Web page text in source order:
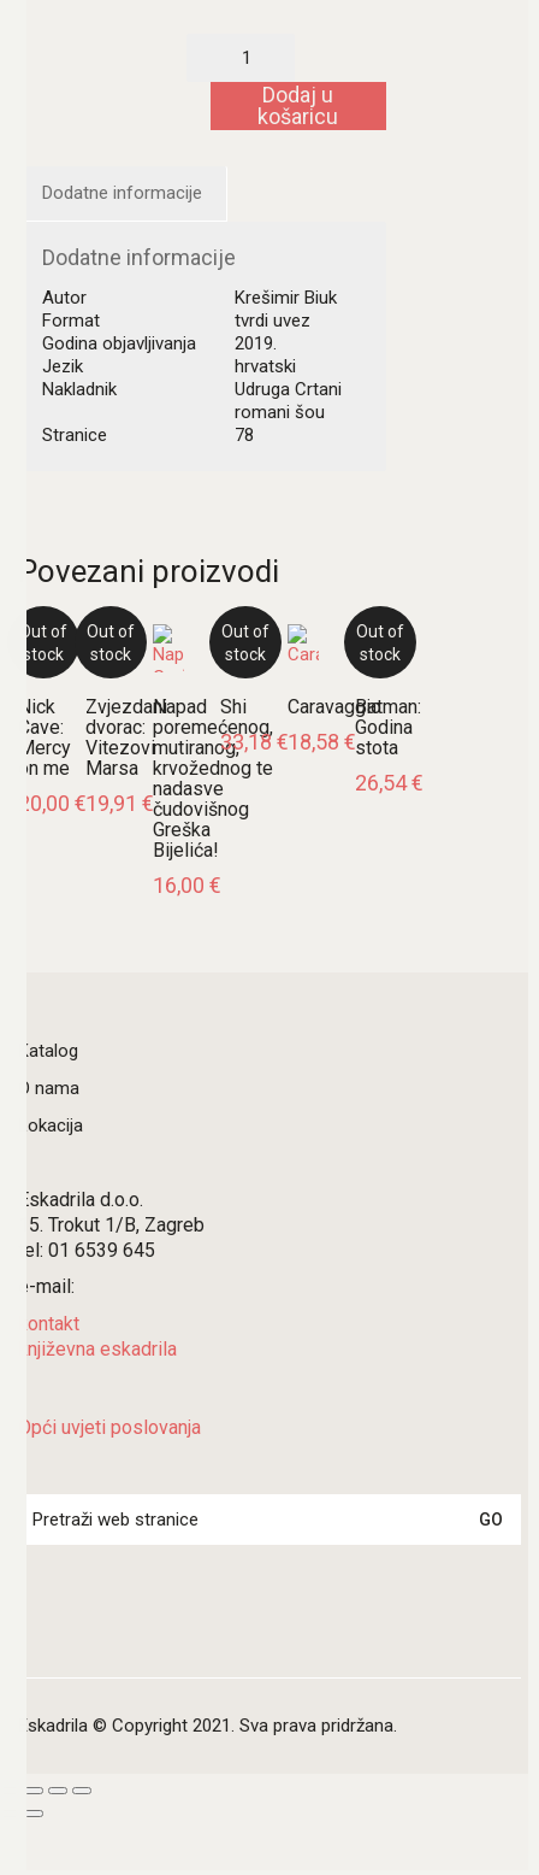
rasvjeta
Dodaj u
košaricu
Dodatne informacije
Dodatne informacije
Autor
Krešimir Biuk
Format
tvrdi uvez
Godina objavljivanja
2019.
Jezik
hrvatski
Nakladnik
Udruga Crtani
romani šou
Stranice
78
Povezani proizvodi
Out of
stock
Nick
Cave:
Mercy
on me
20,00 €
Out of
stock
Zvjezdani
dvorac:
Vitezovi
Marsa
19,91 €
Napad
poremećenog,
mutiranog,
krvožednog te
nadasve
čudovišnog
Greška
Bijelića!
16,00 €
Out of
stock
Shi
33,18€
Caravaggio
18,58 €
Out of
stock
Batman:
Godina
stota
26,54€
Katalog
O nama
Lokacija
Eskadrila d.o.o.
15. Trokut 1/B, Zagreb
tel: 01 6539 645
e-mail:
kontakt
književna eskadrila
Opći uvjeti poslovanja
for:
Eskadrila © Copyright 2021. Sva prava pridržana.